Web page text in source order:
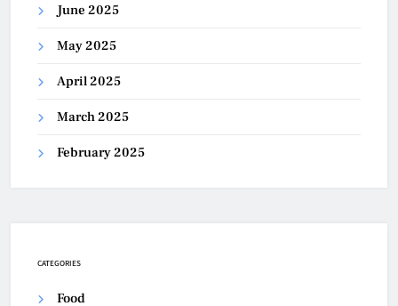
June 2025
May 2025
April 2025
March 2025
February 2025
CATEGORIES
Food